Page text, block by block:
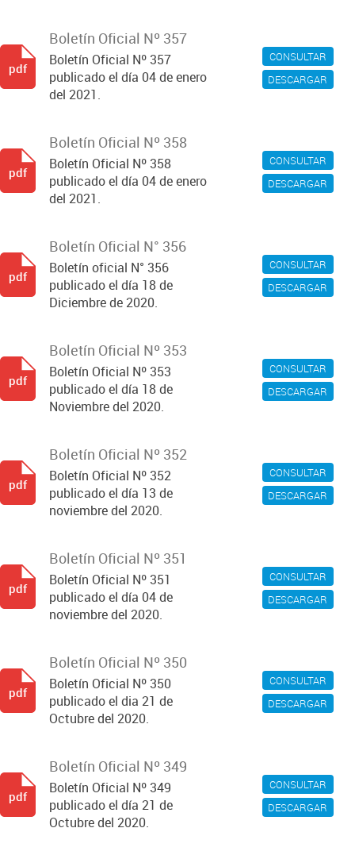
CONSULTAR
DESCARGAR
Boletín Oficial Nº 357
Boletín Oficial Nº 357
publicado el día 04 de enero
del 2021.
pdf
CONSULTAR
DESCARGAR
Boletín Oficial Nº 358
Boletín Oficial Nº 358
publicado el día 04 de enero
del 2021.
pdf
CONSULTAR
DESCARGAR
Boletín Oficial N° 356
Boletín oficial N° 356
publicado el día 18 de
Diciembre de 2020.
pdf
CONSULTAR
DESCARGAR
Boletín Oficial Nº 353
Boletín Oficial Nº 353
publicado el día 18 de
Noviembre del 2020.
pdf
CONSULTAR
DESCARGAR
Boletín Oficial Nº 352
Boletín Oficial Nº 352
publicado el día 13 de
noviembre del 2020.
pdf
CONSULTAR
DESCARGAR
Boletín Oficial Nº 351
Boletín Oficial Nº 351
publicado el día 04 de
noviembre del 2020.
pdf
CONSULTAR
DESCARGAR
Boletín Oficial Nº 350
Boletín Oficial Nº 350
publicado el dia 21 de
Octubre del 2020.
pdf
CONSULTAR
DESCARGAR
Boletín Oficial Nº 349
Boletín Oficial Nº 349
publicado el día 21 de
Octubre del 2020.
pdf